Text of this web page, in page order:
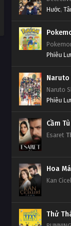
Hước,
Phiêu
Naruto
Phiêu
Cầm
Esaret
Hoa
Kan
Thử